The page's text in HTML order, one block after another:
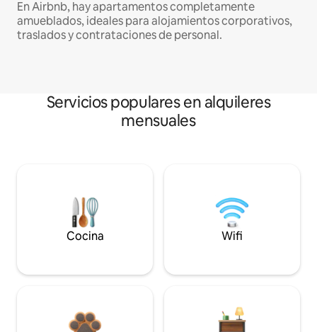
En Airbnb, hay apartamentos completamente
amueblados, ideales para alojamientos corporativos,
traslados y contrataciones de personal.
Servicios populares en alquileres
mensuales
Cocina Wifi